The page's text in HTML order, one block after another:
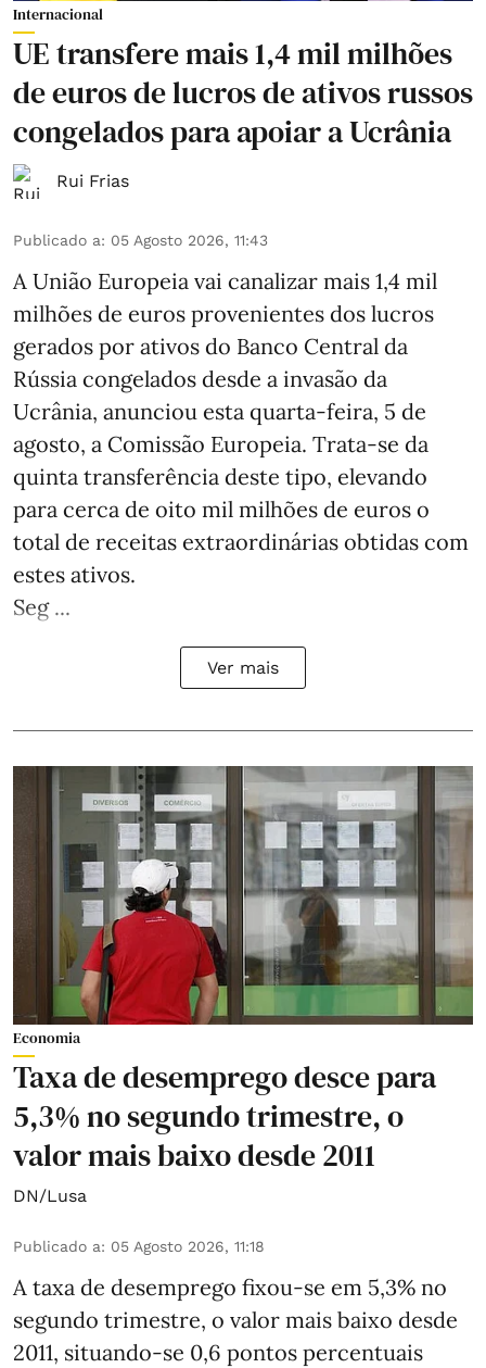
Internacional
UE transfere mais 1,4 mil milhões
de euros de lucros de ativos russos
congelados para apoiar a Ucrânia
Rui Frias
Publicado a: 05 Agosto 2026, 11:43
A União Europeia vai canalizar mais 1,4 mil
milhões de euros provenientes dos lucros
gerados por ativos do Banco Central da
Rússia congelados desde a invasão da
Ucrânia, anunciou esta quarta-feira, 5 de
agosto, a Comissão Europeia. Trata-se da
quinta transferência deste tipo, elevando
para cerca de oito mil milhões de euros o
total de receitas extraordinárias obtidas com
estes ativos.
Seg ...
Ver mais
Economia
Taxa de desemprego desce para
5,3% no segundo trimestre, o
valor mais baixo desde 2011
DN/Lusa
Publicado a: 05 Agosto 2026, 11:18
A taxa de desemprego fixou-se em 5,3% no
segundo trimestre, o valor mais baixo desde
2011, situando-se 0,6 pontos percentuais